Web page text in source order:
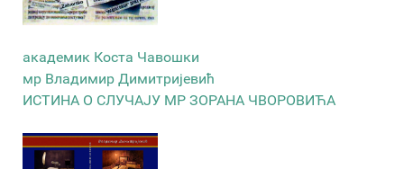
академик Коста Чавошки
мр Владимир Димитријевић
ИСТИНА О СЛУЧАЈУ МР ЗОРАНА ЧВОРОВИЋА